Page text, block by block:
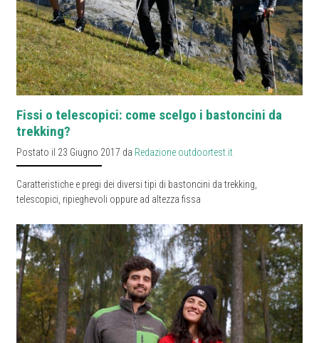
Fissi o telescopici: come scelgo i bastoncini da
trekking?
Postato il 23 Giugno 2017 da Redazione outdoortest.it
Caratteristiche e pregi dei diversi tipi di bastoncini da trekking,
telescopici, ripieghevoli oppure ad altezza fissa